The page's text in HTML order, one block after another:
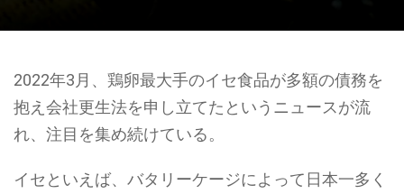
2022年3月、鶏卵最大手のイセ食品が多額の債務を
抱え会社更生法を申し立てたというニュースが流
れ、注目を集め続けている。
イセといえば、バタリーケージによって日本一多く